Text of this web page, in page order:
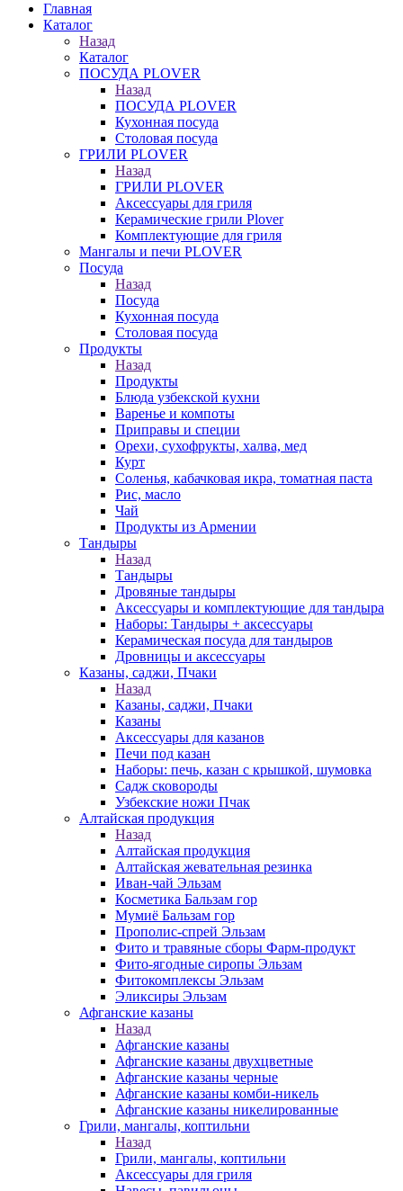
Главная
Каталог
Назад
Каталог
ПОСУДА PLOVER
Назад
ПОСУДА PLOVER
Кухонная посуда
Столовая посуда
ГРИЛИ PLOVER
Назад
ГРИЛИ PLOVER
Аксессуары для гриля
Керамические грили Plover
Комплектующие для гриля
Мангалы и печи PLOVER
Посуда
Назад
Посуда
Кухонная посуда
Столовая посуда
Продукты
Назад
Продукты
Блюда узбекской кухни
Варенье и компоты
Приправы и специи
Орехи, сухофрукты, халва, мед
Курт
Соленья, кабачковая икра, томатная паста
Рис, масло
Чай
Продукты из Армении
Тандыры
Назад
Тандыры
Дровяные тандыры
Аксессуары и комплектующие для тандыра
Наборы: Тандыры + аксессуары
Керамическая посуда для тандыров
Дровницы и аксессуары
Казаны, саджи, Пчаки
Назад
Казаны, саджи, Пчаки
Казаны
Аксессуары для казанов
Печи под казан
Наборы: печь, казан с крышкой, шумовка
Садж сковороды
Узбекские ножи Пчак
Алтайская продукция
Назад
Алтайская продукция
Алтайская жевательная резинка
Иван-чай Эльзам
Косметика Бальзам гор
Мумиё Бальзам гор
Прополис-спрей Эльзам
Фито и травяные сборы Фарм-продукт
Фито-ягодные сиропы Эльзам
Фитокомплексы Эльзам
Эликсиры Эльзам
Афганские казаны
Назад
Афганские казаны
Афганские казаны двухцветные
Афганские казаны черные
Афганские казаны комби-никель
Афганские казаны никелированные
Грили, мангалы, коптильни
Назад
Грили, мангалы, коптильни
Аксессуары для гриля